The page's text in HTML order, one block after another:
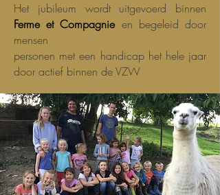
Het jubileum wordt uitgevoerd binnen
Ferme et Compagnieen begeleid door
mensen
personen met een handicap het hele jaar
door actief binnen de VZW